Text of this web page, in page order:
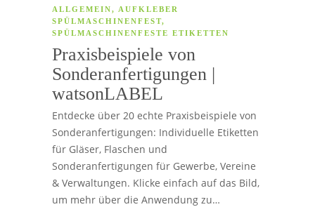
ALLGEMEIN, AUFKLEBER
SPÜLMASCHINENFEST,
SPÜLMASCHINENFESTE ETIKETTEN
Praxisbeispiele von
Sonderanfertigungen |
watsonLABEL
Entdecke über 20 echte Praxisbeispiele von
Sonderanfertigungen: Individuelle Etiketten
für Gläser, Flaschen und
Sonderanfertigungen für Gewerbe, Vereine
& Verwaltungen. Klicke einfach auf das Bild,
um mehr über die Anwendung zu…